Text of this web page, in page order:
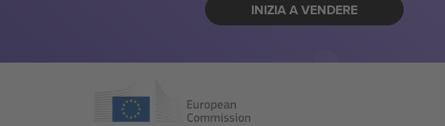
INIZIA A VENDERE